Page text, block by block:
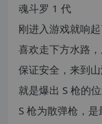
魂斗罗 1 代
刚进入游戏就响
喜欢走下方水路
保证安全，来到
就是爆出 S 枪的
S 枪为散弹枪，